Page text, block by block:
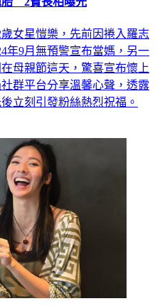
女星愷樂，先前因捲入羅志
年9月無預警宣布當媽，另一
母親節這天，驚喜宣布懷上
群平台分享溫馨心聲，透露
立刻引發粉絲熱烈祝福。